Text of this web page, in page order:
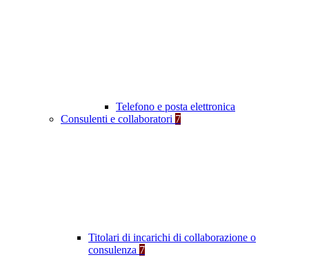
Telefono e posta elettronica
Consulenti e collaboratori 7
Titolari di incarichi di collaborazione o
consulenza 7